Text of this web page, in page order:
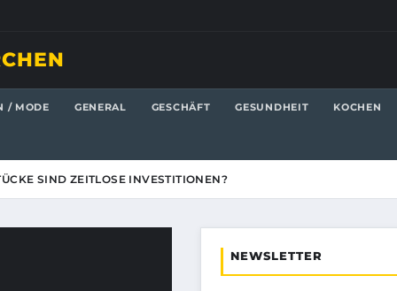
/ MODE GENERAL GESCHÄFT GESUNDHEIT KOCHEN
SIND ZEITLOSE INVESTITIONEN?
NEWSLETTER